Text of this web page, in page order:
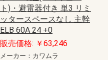
ト)・避雷器付き 単3 リミ
ッタースペースなし 主幹
ELB 60A 24 +0
販売価格: ￥63,246
メーカー：カワムラ